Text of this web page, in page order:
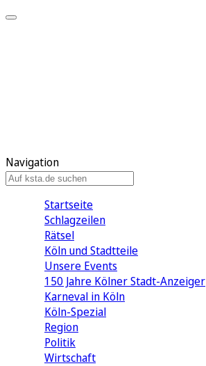
Navigation
Startseite
Schlagzeilen
Rätsel
Köln und Stadtteile
Unsere Events
150 Jahre Kölner Stadt-Anzeiger
Karneval in Köln
Köln-Spezial
Region
Politik
Wirtschaft